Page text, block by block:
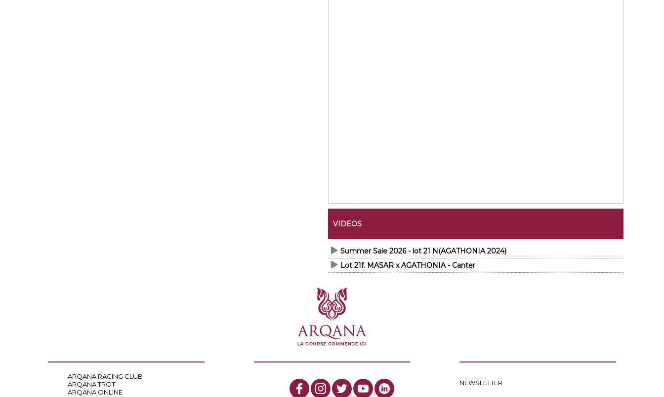
VIDEOS
Summer Sale 2026 - lot 21 N(AGATHONIA 2024)
Lot 21f. MASAR x AGATHONIA - Canter
ARQANA RACING CLUB
ARQANA TROT
ARQANA ONLINE
NEWSLETTER